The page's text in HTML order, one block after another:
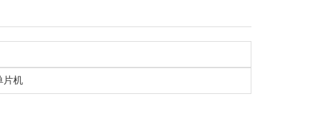
片机